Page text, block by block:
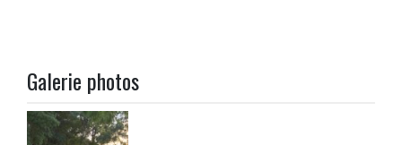
Galerie photos